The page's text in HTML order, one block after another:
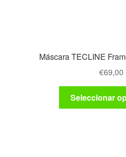
Máscara TECLINE
€69,00
Seleccionar